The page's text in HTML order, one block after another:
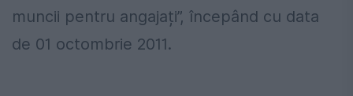
muncii pentru angajați”, începând cu data
de 01 octombrie 2011.